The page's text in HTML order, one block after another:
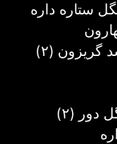
ستاره داره
(۲)
(۲)